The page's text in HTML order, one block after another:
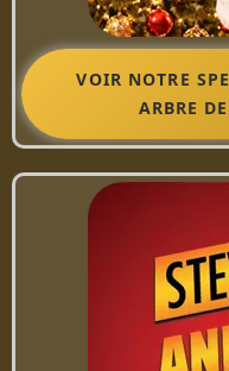
VOIR NOTRE
ARBRE